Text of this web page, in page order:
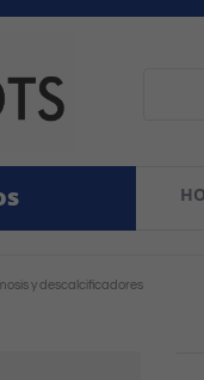
y descalcificadores